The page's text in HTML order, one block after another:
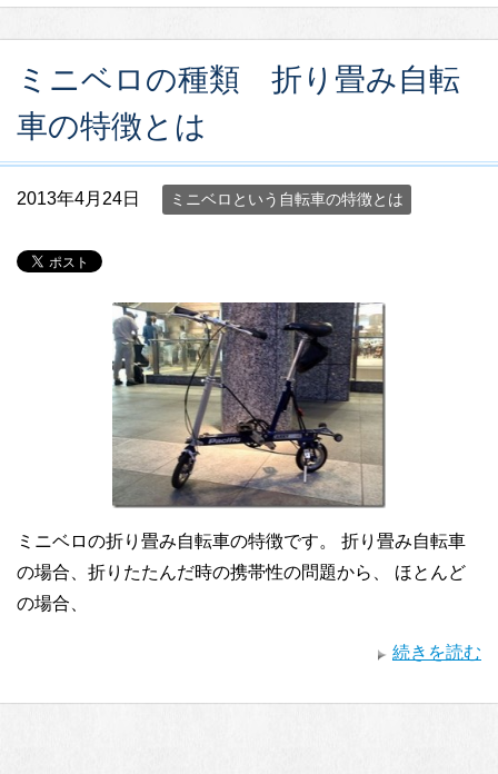
ミニベロの種類 折り畳み自転
車の特徴とは
2013年4月24日 ミニベロという自転車の特徴とは
ミニベロの折り畳み自転車の特徴です。 折り畳み自転車
の場合、折りたたんだ時の携帯性の問題から、 ほとんど
の場合、
続きを読む